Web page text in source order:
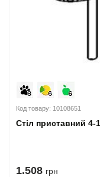
Код товару: 10108651
Стіл приставний 4-
1.508 грн